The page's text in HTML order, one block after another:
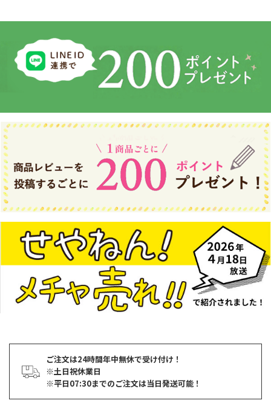
ご注文は24時間年中無休で受け付け！
※土日祝休業日
※平日07:30までのご注文は当日発送可能！